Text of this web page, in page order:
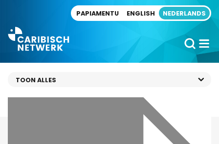
PAPIAMENTU ENGLISH NEDERLANDS